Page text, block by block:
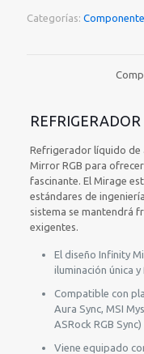
cantidad
Categorías:
Refrigerador líquido de
Mirror RGB para
fascinante. El Mirage
estándares de
sistema se mantendrá
exigentes.
El diseño Infinity
iluminación única y
Compatible con
Aura Sync, MSI
ASRock RGB Sync)
Viene equipado